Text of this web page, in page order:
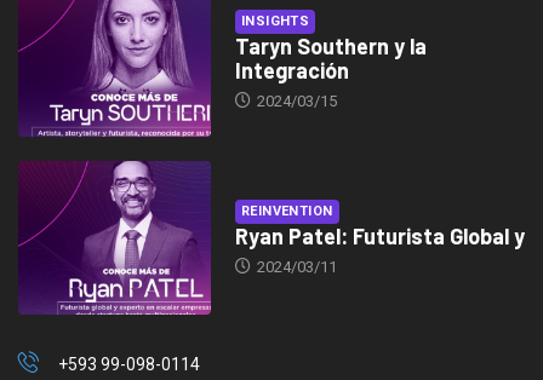
INSIGHTS
Taryn Southern y la
Integración
2024/03/15
REINVENTION
Ryan Patel: Futurista Global y
2024/03/11
+593 99-098-0114